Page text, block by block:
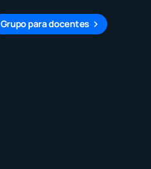
Grupo para docentes